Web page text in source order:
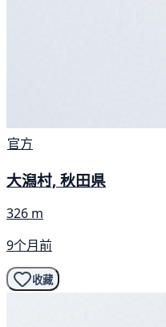
官方
大潟村, 秋田県
326 m
9个月前
收藏